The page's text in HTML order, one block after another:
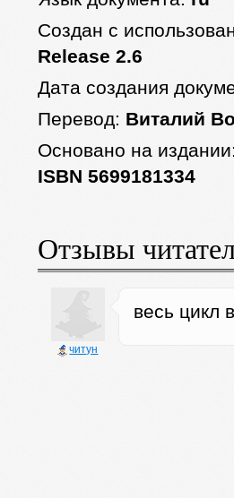
Создан с
Release 2.6
Дата создания
Перевод: Виталий
Основано на
ISBN 5699181334
Отзывы
читун
весь цикл